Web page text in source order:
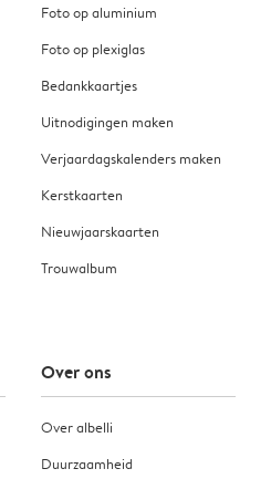
Foto op aluminium
Foto op plexiglas
Bedankkaartjes
Uitnodigingen maken
Verjaardagskalenders maken
Kerstkaarten
Nieuwjaarskaarten
Trouwalbum
Over ons
Over albelli
Duurzaamheid